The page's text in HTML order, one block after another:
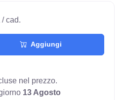
/ cad.
Aggiungi
nel prezzo.
13 Agosto